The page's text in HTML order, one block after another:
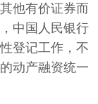
他有价证券而
中国人民银行
登记工作，不
动产融资统一